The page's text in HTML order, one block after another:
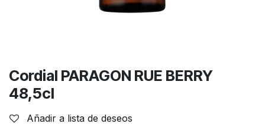
Cordial PARAGON RUE BERRY
48,5cl
Añadir a lista de deseos